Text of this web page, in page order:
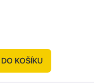
KOŠÍKU